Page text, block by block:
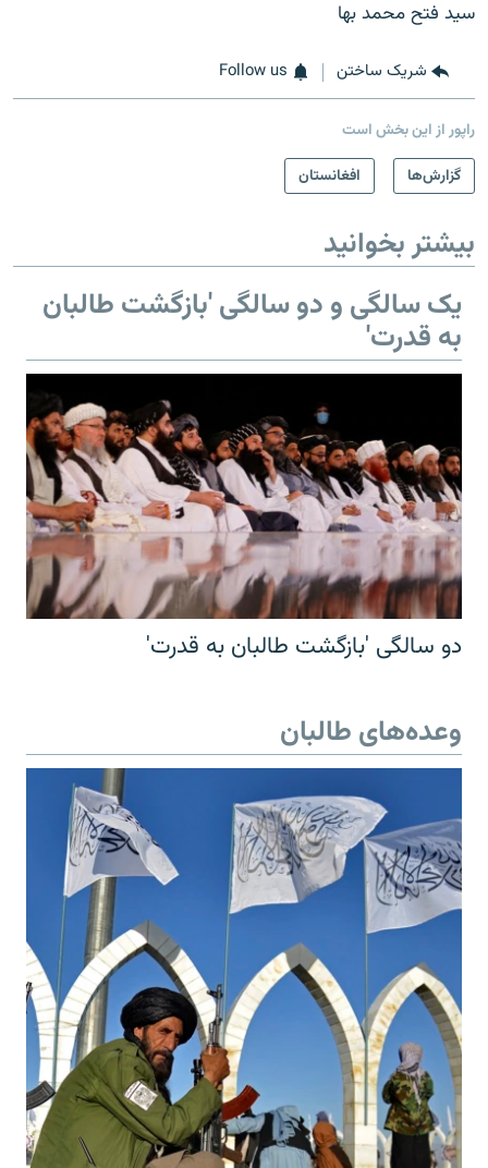
سید فتح محمد بها
شریک ساختن Follow us
راپور از این بخش است
گزارش‌ها
افغانستان
بیشتر بخوانید
یک سالگی و دو سالگی 'بازگشت طالبان
به قدرت'
دو سالگی 'بازگشت طالبان به قدرت'
وعده‌های طالبان